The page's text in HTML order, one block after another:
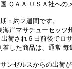
ＱＡＡ ＵＳＡ社への
：約２週間です。
海岸マサチューセッツ
され６日前後でロ
着した商品は、通常 毎
サンゼルスからの出荷